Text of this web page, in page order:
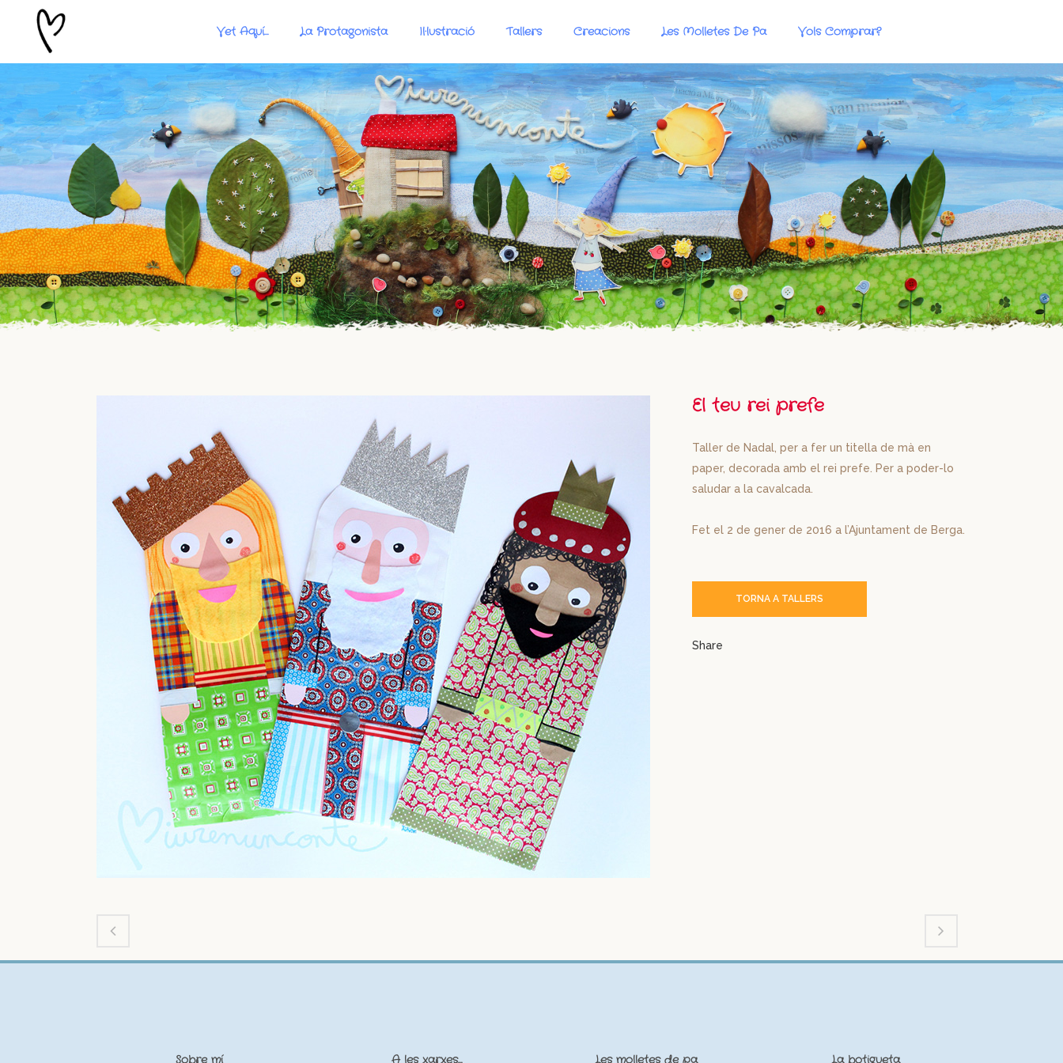
Vet Aquí… La Protagonista Il·lustració Tallers Creacions Les Molletes De Pa Vols Comprar?
El teu rei prefe
Taller de Nadal, per a fer un titella de mà en
paper, decorada amb el rei prefe. Per a poder-lo
saludar a la cavalcada.
Fet el 2 de gener de 2016 a l’Ajuntament de Berga.
TORNA A TALLERS
Share
Sobre mí A les xarxes… Les molletes de pa La botigueta